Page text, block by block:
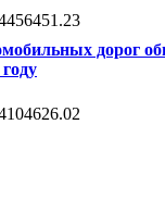
дорог